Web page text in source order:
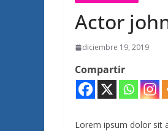
Actor
diciembre 19, 2019
Compartir
Lorem ipsum dolor sit